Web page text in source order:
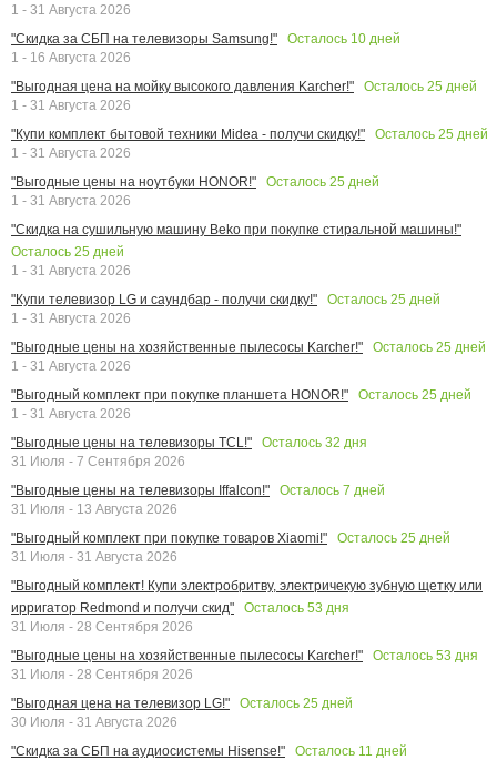
1 - 31 Августа 2026
"Скидка за СБП на телевизоры Samsung!"
Осталось 10 дней
1 - 16 Августа 2026
"Выгодная цена на мойку высокого давления Karcher!"
Осталось 25 дней
1 - 31 Августа 2026
"Купи комплект бытовой техники Midea - получи скидку!"
Осталось 25 дней
1 - 31 Августа 2026
"Выгодные цены на ноутбуки HONOR!"
Осталось 25 дней
1 - 31 Августа 2026
"Скидка на сушильную машину Beko при покупке стиральной машины!"
Осталось 25 дней
1 - 31 Августа 2026
"Купи телевизор LG и саундбар - получи скидку!"
Осталось 25 дней
1 - 31 Августа 2026
"Выгодные цены на хозяйственные пылесосы Karcher!"
Осталось 25 дней
1 - 31 Августа 2026
"Выгодный комплект при покупке планшета HONOR!"
Осталось 25 дней
1 - 31 Августа 2026
"Выгодные цены на телевизоры TCL!"
Осталось 32 дня
31 Июля - 7 Сентября 2026
"Выгодные цены на телевизоры Iffalcon!"
Осталось 7 дней
31 Июля - 13 Августа 2026
"Выгодный комплект при покупке товаров Xiaomi!"
Осталось 25 дней
31 Июля - 31 Августа 2026
"Выгодный комплект! Купи электробритву, электричекую зубную щетку или
ирригатор Redmond и получи скид"
Осталось 53 дня
31 Июля - 28 Сентября 2026
"Выгодные цены на хозяйственные пылесосы Karcher!"
Осталось 53 дня
31 Июля - 28 Сентября 2026
"Выгодная цена на телевизор LG!"
Осталось 25 дней
30 Июля - 31 Августа 2026
"Скидка за СБП на аудиосистемы Hisense!"
Осталось 11 дней